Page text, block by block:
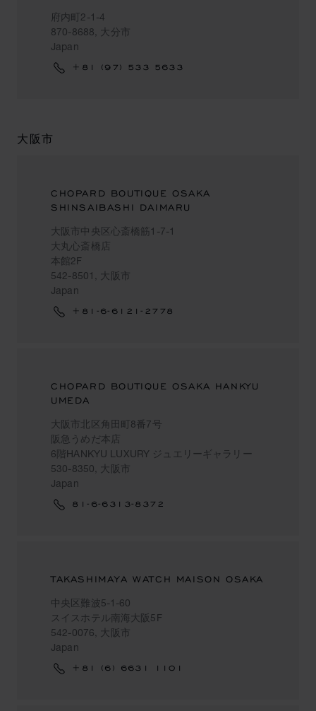
府内町2-1-4
870-8688, 大分市
Japan
+81 (97) 533 5633
大阪市
CHOPARD BOUTIQUE OSAKA
SHINSAIBASHI DAIMARU
大阪市中央区心斎橋筋1-7-1
大丸心斎橋店
本館2F
542-8501, 大阪市
Japan
+81-6-6121-2778
CHOPARD BOUTIQUE OSAKA HANKYU
UMEDA
大阪市北区角田町8番7号
阪急うめだ本店
6階HANKYU LUXURY ジュエリーギャラリー
530-8350, 大阪市
Japan
81-6-6313-8372
TAKASHIMAYA WATCH MAISON OSAKA
中央区難波5-1-60
スイスホテル南海大阪5F
542-0076, 大阪市
Japan
+81 (6) 6631 1101